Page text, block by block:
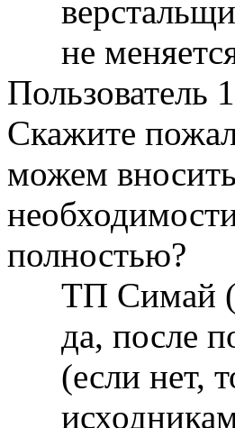
не
Пользователь
Скажите
можем
полностью?
ТП Симай
да, после
(если нет,